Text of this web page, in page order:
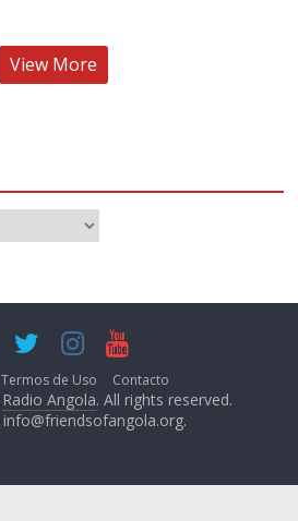
View More
Termos de Uso Contacto
Radio Angola. All rights reserved.
info@friendsofangola.org.